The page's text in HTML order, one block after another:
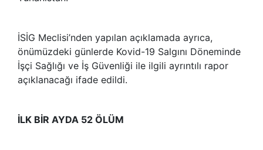
İSİG Meclisi’nden yapılan açıklamada ayrıca,
önümüzdeki günlerde Kovid-19 Salgını Döneminde
İşçi Sağlığı ve İş Güvenliği ile ilgili ayrıntılı rapor
açıklanacağı ifade edildi.
İLK BİR AYDA 52 ÖLÜM